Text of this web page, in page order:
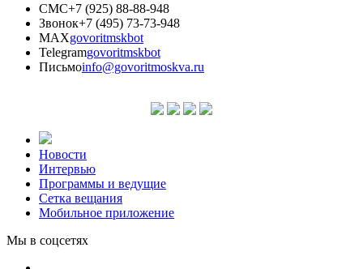
СМС+7 (925) 88-88-948
Звонок+7 (495) 73-73-948
MAXgovoritmskbot
Telegramgovoritmskbot
Письмоinfo@govoritmoskva.ru
Новости
Интервью
Программы и ведущие
Сетка вещания
Мобильное приложение
Мы в соцсетях